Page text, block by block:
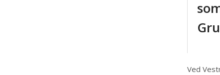
Ved